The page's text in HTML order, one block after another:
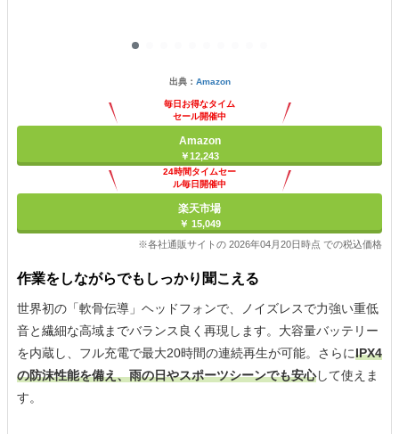
出典： Amazon
毎日お得なタイム
セール開催中
Amazon
￥12,243
24時間タイムセー
ル毎日開催中
楽天市場
￥ 15,049
※各社通販サイトの 2026年04月20日時点 での税込価格
作業をしながらでもしっかり聞こえる
世界初の「軟骨伝導」ヘッドフォンで、ノイズレスで力強い重低
音と繊細な高域までバランス良く再現します。大容量バッテリー
を内蔵し、フル充電で最大20時間の連続再生が可能。さらにIPX4
の防沫性能を備え、雨の日やスポーツシーンでも安心して使えま
す。